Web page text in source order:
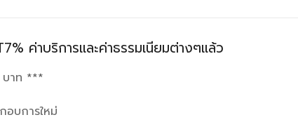
ค่าบริการและค่าธรรมเนียมต่างๆแล้ว
บาท ***
บการใหม่